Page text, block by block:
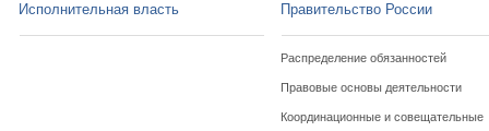
Исполнительная власть Правительство России
Распределение обязанностей
Правовые основы деятельности
Координационные и совещательные